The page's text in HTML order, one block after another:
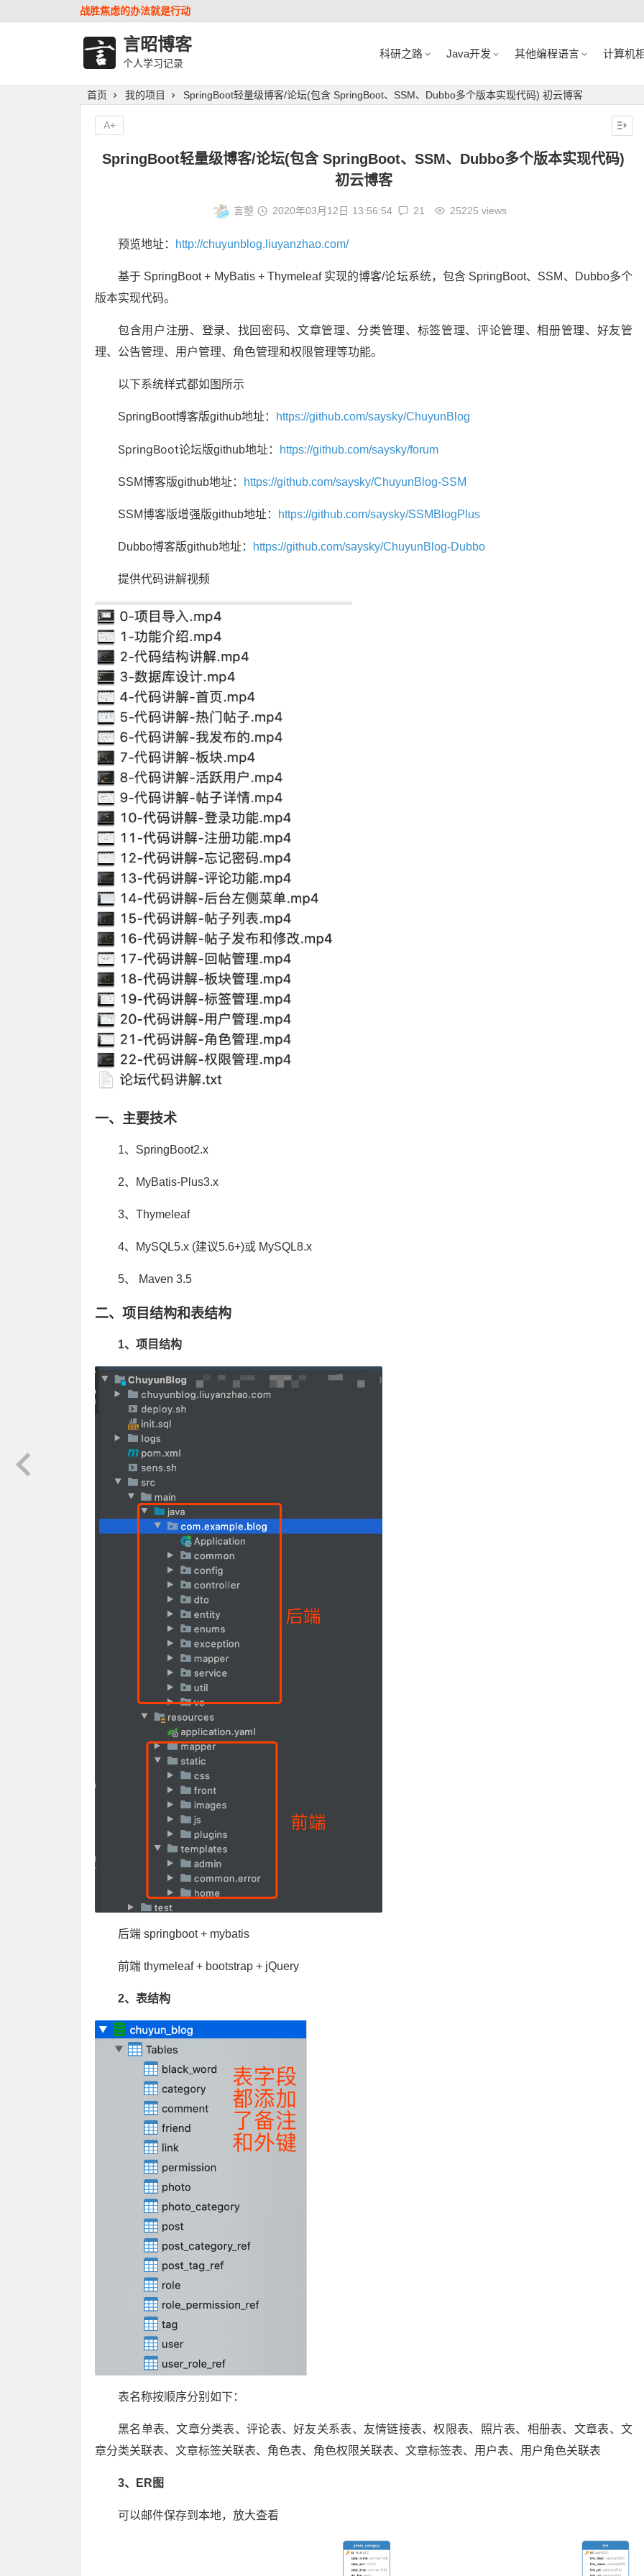
战胜焦虑的办法就是行动
言昭博客
个人学习记录
科研之路 Java开发 其他编程语言 计算机
首页 我的项目 SpringBoot轻量级博客/论坛(包含 SpringBoot、SSM、Dubbo多个版本实现代码) 初云博客
SpringBoot轻量级博客/论坛(包含 SpringBoot、SSM、Dubbo多个版本实现代码)
初云博客
言曌 2020年03月12日 13:56:54 21 25225 views
预览地址： http://chuyunblog.liuyanzhao.com/
基于 SpringBoot + MyBatis + Thymeleaf 实现的博客/论坛系统，包含 SpringBoot、SSM、Dubbo多个
版本实现代码。
包含用户注册、登录、找回密码、文章管理、分类管理、标签管理、评论管理、相册管理、好友管
理、公告管理、用户管理、角色管理和权限管理等功能。
以下系统样式都如图所示
SpringBoot博客版github地址： https://github.com/saysky/ChuyunBlog
SpringBoot论坛版github地址： https://github.com/saysky/forum
SSM博客版github地址： https://github.com/saysky/ChuyunBlog-SSM
SSM博客版增强版github地址： https://github.com/saysky/SSMBlogPlus
Dubbo博客版github地址： https://github.com/saysky/ChuyunBlog-Dubbo
提供代码讲解视频
一、主要技术
1、SpringBoot2.x
2、MyBatis-Plus3.x
3、Thymeleaf
4、MySQL5.x (建议5.6+)或 MySQL8.x
5、 Maven 3.5
二、项目结构和表结构
1、项目结构
后端 springboot + mybatis
前端 thymeleaf + bootstrap + jQuery
2、表结构
表名称按顺序分别如下：
黑名单表、文章分类表、评论表、好友关系表、友情链接表、权限表、照片表、相册表、文章表、文
章分类关联表、文章标签关联表、角色表、角色权限关联表、文章标签表、用户表、用户角色关联表
3、ER图
可以邮件保存到本地，放大查看
A+